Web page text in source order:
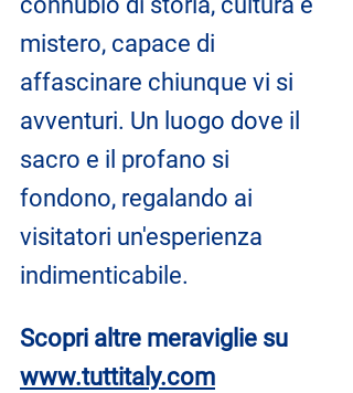
mistero, capace di
affascinare chiunque vi si
avventuri. Un luogo dove il
sacro e il profano si
fondono, regalando ai
visitatori un'esperienza
indimenticabile.
Scopri altre meraviglie su
www.tuttitaly.com